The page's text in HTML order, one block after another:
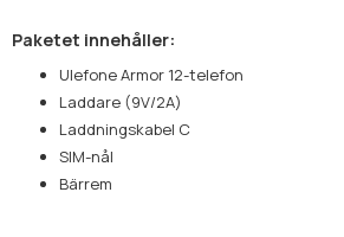
Paketet innehåller:
Ulefone Armor 12-telefon
Laddare (9V/2A)
Laddningskabel C
SIM-nål
Bärrem